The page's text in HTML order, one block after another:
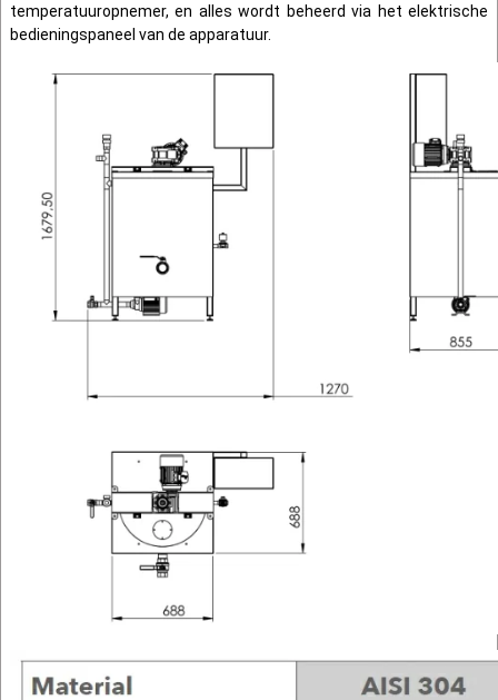
temperatuuropnemer, en alles wordt beheerd via het elektrische
bedieningspaneel van de apparatuur.